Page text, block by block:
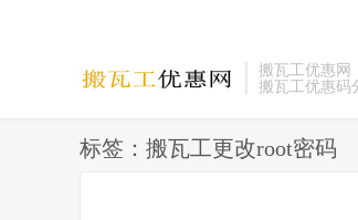
搬瓦工优惠网
搬瓦工优惠码
标签：搬瓦工更改root密码